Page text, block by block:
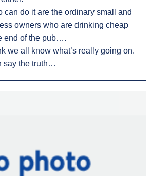
can do it are the ordinary small and
owners who are drinking cheap
end of the pub….
we all know what’s really going on.
say the truth…